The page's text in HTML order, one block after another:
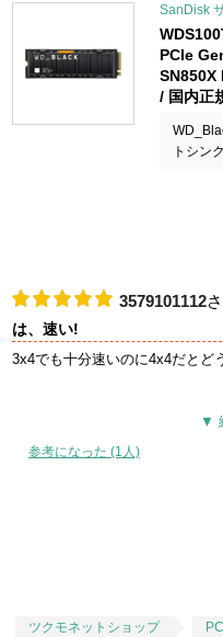
SanDisk
PCIe
SN850X
/ 国内正
トシン
3579101112
は、速い!
3x4でも十分速いのに4x4だとど
参考になった (1人)
ツクモネットショップ